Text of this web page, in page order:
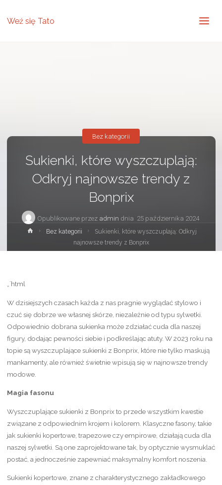
Weź się Tato
Sukienki, które wyszczuplają:
Odkryj najnowsze trendy z
Bonprix
Opublikowane przez admin dnia 25 października 2024
Bez kategorii
StronaBez kategorii
Sukienki, które wyszczuplają: Odkryj
najnowsze trendy z Bonprix
„`html
W dzisiejszych czasach każda z nas pragnie wyglądać stylowo i
czuć się dobrze we własnej skórze, niezależnie od typu sylwetki.
Odpowiednio dobrana sukienka może zdziałać cuda dla naszej
figury, dodając pewności siebie i podkreślając atuty. W 2023 roku na
topie są wyszczuplające sukienki z Bonprix, które nie tylko maskują
mankamenty, ale również świetnie wpisują się w najnowsze trendy
modowe.
Magia fasonu
Wyszczuplające sukienki z Bonprix to przede wszystkim kwestie
związane z odpowiednim krojem i kolorem. Klasyczne fasony, takie
jak sukienki kopertowe, trapezowe czy empirowe, działają cuda dla
naszej sylwetki. Są one zaprojektowane tak, by optycznie wysmuklać
postać, a jednocześnie zapewniać maksymalny komfort noszenia.
Sukienki kopertowe, znane z charakterystycznego zakładkowego